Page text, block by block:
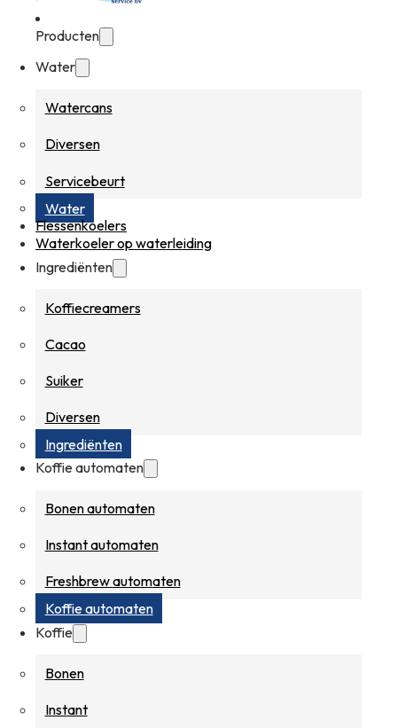
Producten
Water
Watercans
Diversen
Servicebeurt
Water
Flessenkoelers
Waterkoeler op waterleiding
Ingrediënten
Koffiecreamers
Cacao
Suiker
Diversen
Ingrediënten
Koffie automaten
Bonen automaten
Instant automaten
Freshbrew automaten
Koffie automaten
Koffie
Bonen
Instant